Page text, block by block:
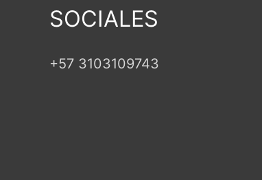
SOCIALES
+57 3103109743